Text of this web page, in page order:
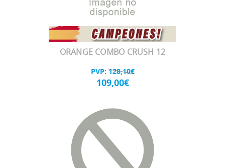
ORANGE COMBO CRUSH 12
PVP: 128,10€
109,00€